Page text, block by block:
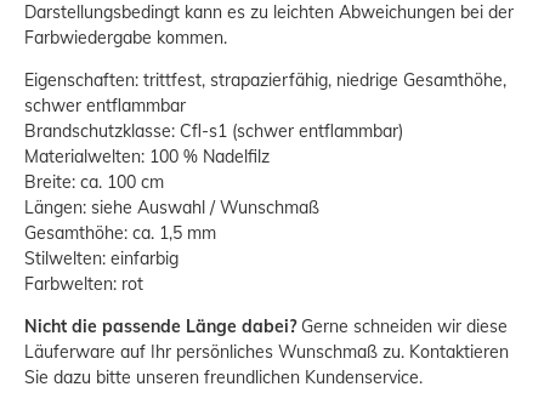
Darstellungsbedingt kann es zu leichten Abweichungen bei der
Farbwiedergabe kommen.
Eigenschaften: trittfest, strapazierfähig, niedrige Gesamthöhe,
schwer entflammbar
Brandschutzklasse: Cfl-s1 (schwer entflammbar)
Materialwelten: 100 % Nadelfilz
Breite: ca. 100 cm
Längen: siehe Auswahl / Wunschmaß
Gesamthöhe: ca. 1,5 mm
Stilwelten: einfarbig
Farbwelten: rot
Nicht die passende Länge dabei?Gerne schneiden wir diese
Läuferware auf Ihr persönliches Wunschmaß zu. Kontaktieren
Sie dazu bitte unseren freundlichen Kundenservice.